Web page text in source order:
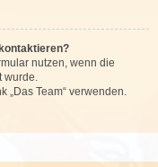
nutzen, wenn die
wurde.
„Das Team“ verwenden.